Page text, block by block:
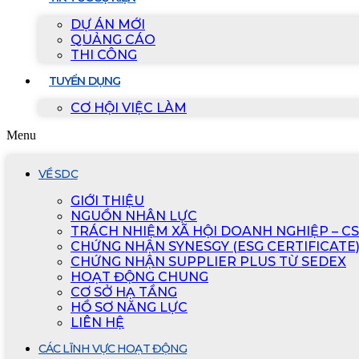
DỰ ÁN MỚI
QUẢNG CÁO
THI CÔNG
TUYỂN DỤNG
CƠ HỘI VIỆC LÀM
Menu
VỀ SDC
GIỚI THIỆU
NGUỒN NHÂN LỰC
TRÁCH NHIỆM XÃ HỘI DOANH NGHIỆP –
CHỨNG NHẬN SYNESGY (ESG CERTIFICATE)
CHỨNG NHẬN SUPPLIER PLUS TỪ SEDEX
HOẠT ĐỘNG CHUNG
CƠ SỞ HẠ TẦNG
HỒ SƠ NĂNG LỰC
LIÊN HỆ
CÁC LĨNH VỰC HOẠT ĐỘNG